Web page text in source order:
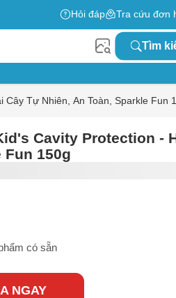
Hỏi đáp Tra cứu đơn
Tìm
Tự Nhiên, An Toàn, Sparkle Fun
Cavity Protection -
Fun 150g
có sẵn
NGAY